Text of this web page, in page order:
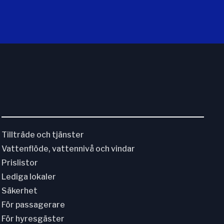
Tillträde och tjänster
Vattenflöde, vattennivå och vindar
Prislistor
Lediga lokaler
Säkerhet
För passagerare
För hyresgäster